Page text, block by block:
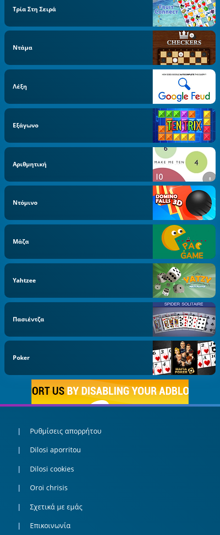
Τρία Στη Σειρά
Ντάμα
Λέξη
Εξάγωνο
Αριθμητική
Ντόμινο
Μάζα
Yahtzee
Πασιέντζα
Poker
Ρυθμίσεις απορρήτου
Dilosi aporritou
Dilosi cookies
Oroi chrisis
Σχετικά με εμάς
Επικοινωνία